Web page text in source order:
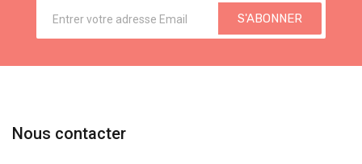
S'ABONNER
Nous contacter